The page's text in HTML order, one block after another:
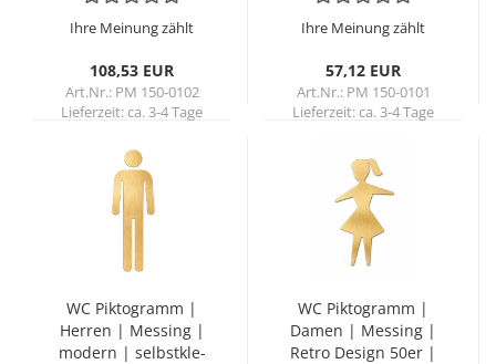
Ihre Meinung zählt
108,53 EUR
Art.Nr.: PM 150-0102
Lieferzeit:ca. 3-4 Tage
Ihre Meinung zählt
57,12 EUR
Art.Nr.: PM 150-0101
Lieferzeit:ca. 3-4 Tage
WC Pik­to­gramm |
Her­ren | Mes­sing |
mo­dern | selbst­kle­
WC Pik­to­gramm |
Damen | Mes­sing |
Retro De­sign 50er |